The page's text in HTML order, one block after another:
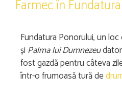
Farmec în
Fundatura Ponorului, un
și Palma lui Dumnezeu
fost gazdă pentru câteva
într-o frumoasă tură de